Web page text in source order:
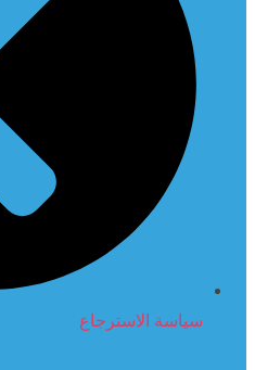
سياسة الاسترجاع